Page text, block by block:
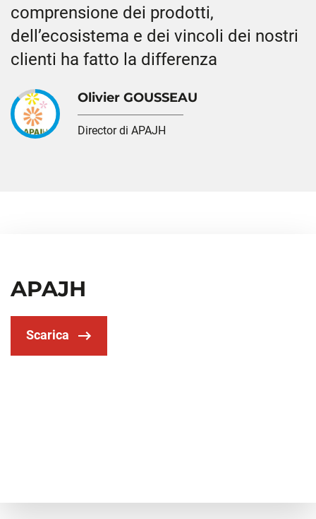
comprensione dei prodotti,
dell’ecosistema e dei vincoli dei nostri
clienti ha fatto la differenza
Olivier GOUSSEAU
Director di APAJH
APAJH
Scarica